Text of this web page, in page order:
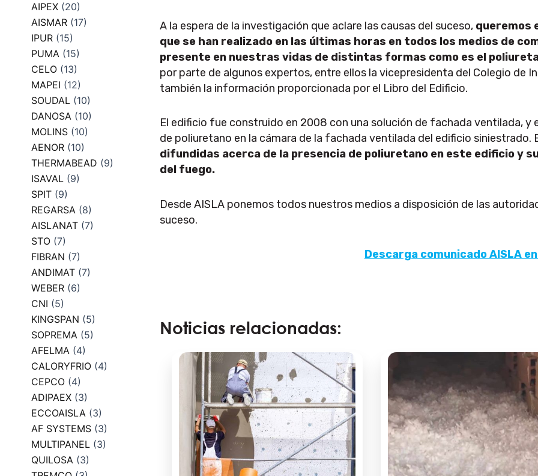
AIPEX (20)
AISMAR (17)
IPUR (15)
PUMA (15)
CELO (13)
MAPEI (12)
SOUDAL (10)
DANOSA (10)
MOLINS (10)
AENOR (10)
THERMABEAD (9)
ISAVAL (9)
SPIT (9)
REGARSA (8)
AISLANAT (7)
STO (7)
FIBRAN (7)
ANDIMAT (7)
WEBER (6)
CNI (5)
KINGSPAN (5)
SOPREMA (5)
AFELMA (4)
CALORYFRIO (4)
CEPCO (4)
ADIPAEX (3)
ECCOAISLA (3)
AF SYSTEMS (3)
MULTIPANEL (3)
QUILOSA (3)
A la espera de la investigación que aclare las causas del suceso, queremos
que se han realizado en las últimas horas en todos los medios de
presente en nuestras vidas de distintas formas como es el
por parte de algunos expertos, entre ellos la vicepresidenta del Colegio de
también la información proporcionada por el Libro del Edificio.
El edificio fue construido en 2008 con una solución de fachada ventilada,
de poliuretano en la cámara de la fachada ventilada del edificio siniestrado.
difundidas acerca de la presencia de poliuretano en este edificio y
del fuego.
Desde AISLA ponemos todos nuestros medios a disposición de las
suceso.
Descarga comunicado AISLA en
Noticias relacionadas: